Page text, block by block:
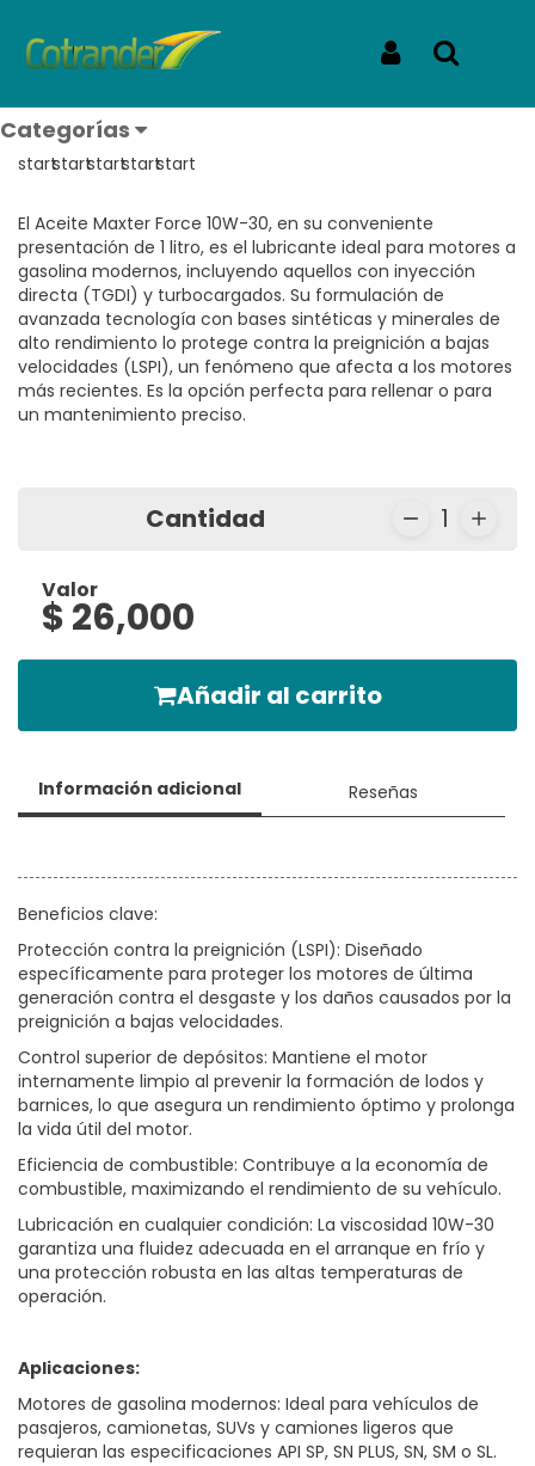
Categorías
MAXTER FORCE 10W-30 LITRO
El Aceite Maxter Force 10W-30, en su conveniente
presentación de 1 litro, es el lubricante ideal para motores a
gasolina modernos, incluyendo aquellos con inyección
directa (TGDI) y turbocargados. Su formulación de
avanzada tecnología con bases sintéticas y minerales de
alto rendimiento lo protege contra la preignición a bajas
velocidades (LSPI), un fenómeno que afecta a los motores
más recientes. Es la opción perfecta para rellenar o para
un mantenimiento preciso.
Cantidad 1
Valor
$ 26,000
Añadir al carrito
Información adicional Reseñas
Beneficios clave:
Protección contra la preignición (LSPI): Diseñado
específicamente para proteger los motores de última
generación contra el desgaste y los daños causados por la
preignición a bajas velocidades.
Control superior de depósitos: Mantiene el motor
internamente limpio al prevenir la formación de lodos y
barnices, lo que asegura un rendimiento óptimo y prolonga
la vida útil del motor.
Eficiencia de combustible: Contribuye a la economía de
combustible, maximizando el rendimiento de su vehículo.
Lubricación en cualquier condición: La viscosidad 10W-30
garantiza una fluidez adecuada en el arranque en frío y
una protección robusta en las altas temperaturas de
operación.
Aplicaciones:
Motores de gasolina modernos: Ideal para vehículos de
pasajeros, camionetas, SUVs y camiones ligeros que
requieran las especificaciones API SP, SN PLUS, SN, SM o SL.